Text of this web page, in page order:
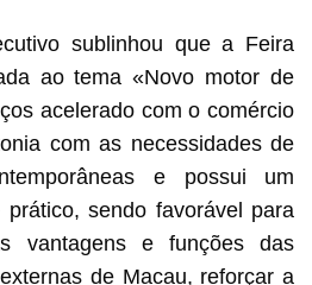
sublinhou que a Feira
ao tema «Novo motor de
acelerado com o comércio
com as necessidades de
e possui um
sendo favorável para
vantagens e funções das
de Macau, reforçar a